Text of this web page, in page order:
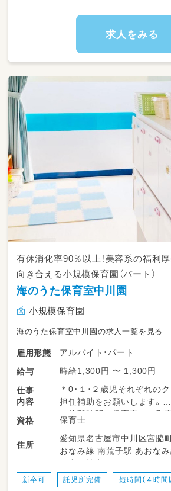
求人をみる
有休消化率90％以上！美容系の福利
向き合える小規模保育園（パート）
海のうた保育室中川園
小規模保育園
海のうた保育室中川園の求人一覧を見る
雇用形態
アルバイト・パート
給与
時給1,300円 〜 1,300円
仕事
内容
＊0・１・２歳児それぞれの
担任補助をお願いします。
＊休憩時間は保育室とは別
ータイムを楽しみながら１
せます。
資格 保育士
住所
愛知県名古屋市中川区宮脇町
おなみ線 南荒子駅 あおなみ
の中間地点にあるため どち
１５分程度の場所にありま
新卒可 託児所完備 短時間（４時間